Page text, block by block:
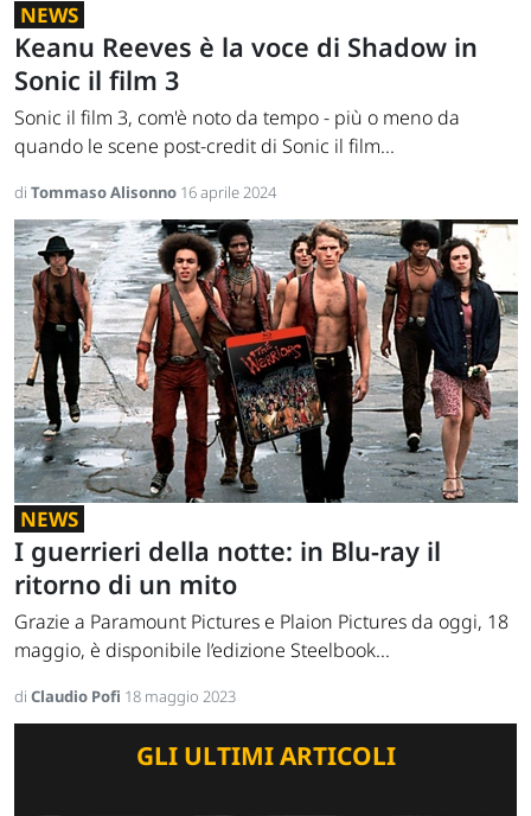
NEWS
Keanu Reeves è la voce di Shadow in
Sonic il film 3
Sonic il film 3, com'è noto da tempo - più o meno da
quando le scene post-credit di Sonic il film...
di Tommaso Alisonno 16 aprile 2024
NEWS
I guerrieri della notte: in Blu-ray il
ritorno di un mito
Grazie a Paramount Pictures e Plaion Pictures da oggi, 18
maggio, è disponibile l’edizione Steelbook...
di Claudio Pofi 18 maggio 2023
GLI ULTIMI ARTICOLI